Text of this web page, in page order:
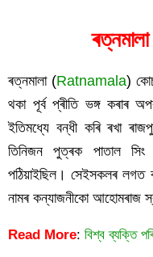
ৰত্নমালা (Ratnamala)
থকা পূৰ্ব প্ৰীতি ভঙ্গ কৰাৰ
ইতিমধ্যে বন্ধী কৰি ৰখা
তিনিজন পুত্ৰক পাতাল সিং
পঠিয়াইছিল। সেইসকলৰ লগত
নামৰ কন্যাজনীকো আহোমৰাজ
Read More: বিশ্ব ব্যক্তি